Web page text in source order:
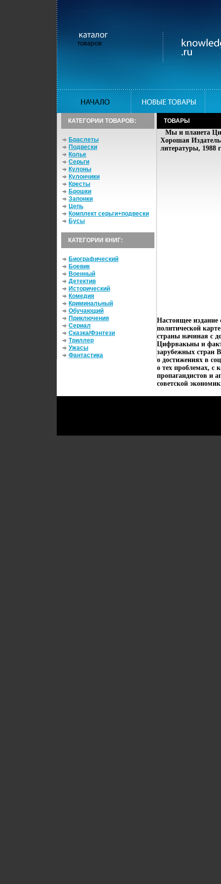
КАТЕГОРИИ ТОВАРОВ:
Браслеты
Подвески
Колье
Серьги
Кулоны
Кулончики
Кресты
Брошки
Запонки
Цепь
Комплект серьги+подвески
Бусы
КАТЕГОРИИ КНИГ:
Биографический
Боевик
Военный
Детектив
Исторический
Комедия
Криминальный
Обучающий
Приключения
Сериал
Сказка/Фэнтези
Триллер
Ужасы
Фантастика
ТОВАРЫ
Мы и планета
Хорошая
литературы, 1988
Настоящее
политической
страны начиная с
Цифрвакьны и
зарубежных стран
о достижениях в
о тех проблемах, с
пропагандистов и
советской